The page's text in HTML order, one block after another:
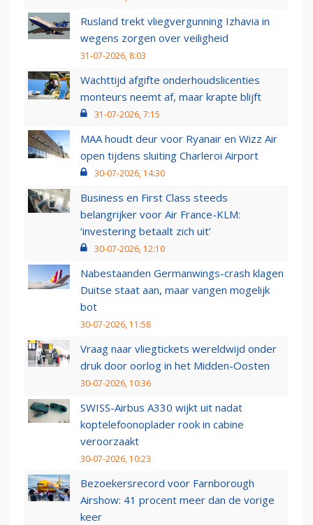
Rusland trekt vliegvergunning Izhavia in
wegens zorgen over veiligheid
31-07-2026, 8:03
Wachttijd afgifte onderhoudslicenties
monteurs neemt af, maar krapte blijft
31-07-2026, 7:15
MAA houdt deur voor Ryanair en Wizz Air
open tijdens sluiting Charleroi Airport
30-07-2026, 14:30
Business en First Class steeds
belangrijker voor Air France-KLM:
‘investering betaalt zich uit’
30-07-2026, 12:10
Nabestaanden Germanwings-crash klagen
Duitse staat aan, maar vangen mogelijk
bot
30-07-2026, 11:58
Vraag naar vliegtickets wereldwijd onder
druk door oorlog in het Midden-Oosten
30-07-2026, 10:36
SWISS-Airbus A330 wijkt uit nadat
koptelefoonoplader rook in cabine
veroorzaakt
30-07-2026, 10:23
Bezoekersrecord voor Farnborough
Airshow: 41 procent meer dan de vorige
keer